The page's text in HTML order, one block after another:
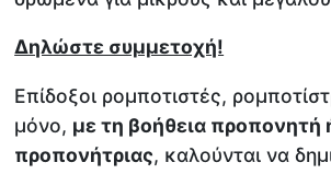
Δηλώστε συμμετοχή!
Επίδοξοι ρομποτιστές,
μόνο, με τη βοήθεια προπονητή
προπονήτριας, καλούνται να